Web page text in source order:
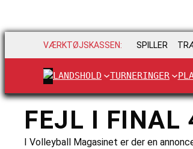
VÆRKTØJSKASSEN: SPILLER
LANDSHOLD TURNERINGER
FEJL I FINAL
I Volleyball Magasinet er der en